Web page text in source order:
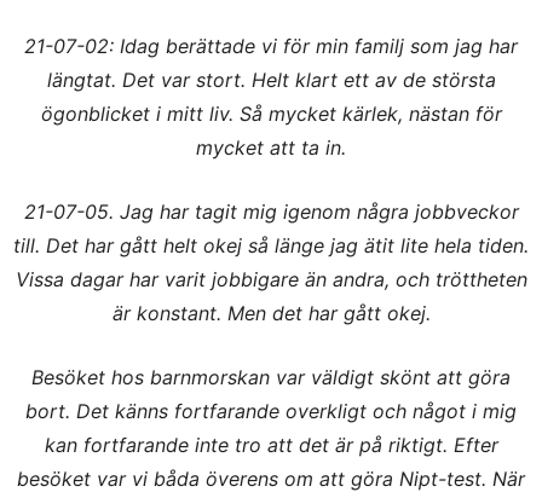
21-07-02: Idag berättade vi förmin familj som jag har
längtat. Det var stort. Helt klart ett av de största
ögonblicket i mitt liv. Så mycket kärlek, nästan för
mycket att ta in.
21-07-05. Jag har tagit mig igenom några jobbveckor
till. Det har gått helt okej så länge jag ätit lite hela tiden.
Vissa dagar har varit jobbigare än andra, och tröttheten
är konstant. Men det har gått okej.
Besöket hos barnmorskan var väldigt skönt att göra
bort. Det känns fortfarande overkligt och något i mig
kan fortfarande inte tro att det är på riktigt. Efter
besöket var vi båda överens om att göra Nipt-test. När